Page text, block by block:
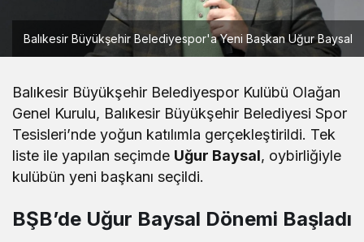
Balıkesir Büyükşehir Belediyespor'a Yeni Başkan Uğur Baysal
Balıkesir Büyükşehir Belediyespor Kulübü Olağan
Genel Kurulu, Balıkesir Büyükşehir Belediyesi Spor
Tesisleri’nde yoğun katılımla gerçekleştirildi. Tek
liste ile yapılan seçimde Uğur Baysal, oybirliğiyle
kulübün yeni başkanı seçildi.
BŞB’de Uğur Baysal Dönemi Başladı